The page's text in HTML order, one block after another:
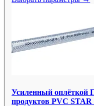
Усиленный
продуктов PVC STAR